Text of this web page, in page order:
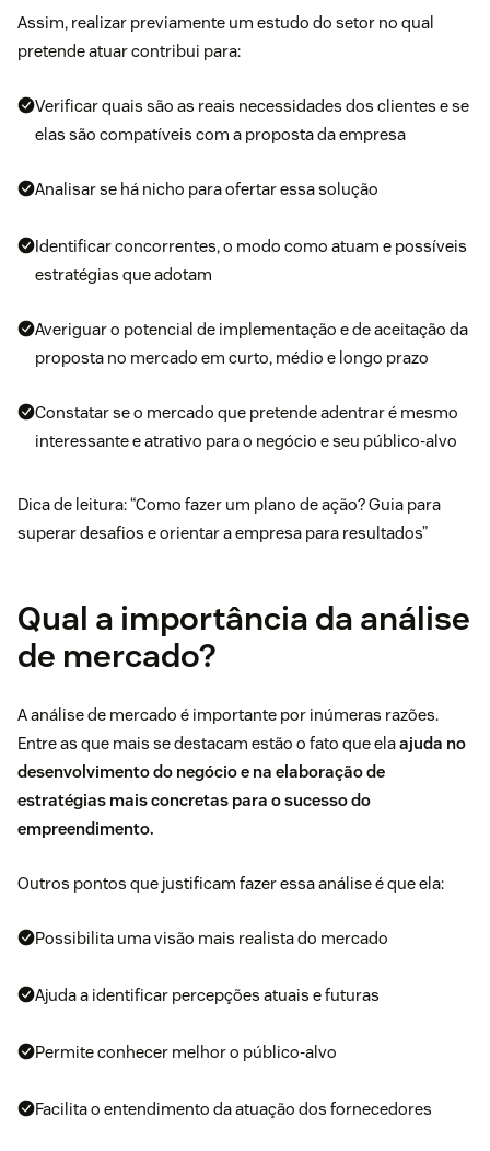
Assim, realizar previamente um estudo do setor no qual
pretende atuar contribui para:
Verificar quais são as reais necessidades dos clientes e se
elas são compatíveis com a proposta da empresa
Analisar se há nicho para ofertar essa solução
Identificar concorrentes, o modo como atuam e possíveis
estratégias que adotam
Averiguar o potencial de implementação e de aceitação da
proposta no mercado em curto, médio e longo prazo
Constatar se o mercado que pretende adentrar é mesmo
interessante e atrativo para o negócio e seu público-alvo
Dica de leitura: “Como fazer um plano de ação? Guia para
superar desafios e orientar a empresa para resultados”
Qual a importância da análise
de mercado?
A análise de mercado é importante por inúmeras razões.
Entre as que mais se destacam estão o fato que elaajuda no
desenvolvimento do negócio e na elaboração de
estratégias mais concretas para o sucessodo
empreendimento.
Outros pontos que justificam fazer essa análise é que ela:
Possibilita uma visão mais realista do mercado
Ajuda a identificar percepções atuais e futuras
Permite conhecer melhor o público-alvo
Facilita o entendimento da atuação dos fornecedores